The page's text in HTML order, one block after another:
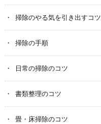
掃除のやる気を引き出すコツ
掃除の手順
日常の掃除のコツ
書類整理のコツ
畳・床掃除のコツ